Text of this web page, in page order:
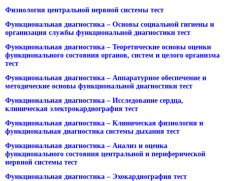
Физиология центральной нервной системы тест
Функциональная диагностика – Основы социальной гигиены и
организация службы функциональной диагностики тест
Функциональная диагностика – Теоретические основы оценки
функционального состояния органов, систем и целого организма
тест
Функциональная диагностика – Аппаратурное обеспечение и
методические основы функциональной диагностики тест
Функциональная диагностика – Исследование сердца,
клиническая электрокардиография тест
Функциональная диагностика – Клиническая физиология и
функциональная диагностика системы дыхания тест
Функциональная диагностика – Анализ и оценка
функционального состояния центральной и периферической
нервной системы тест
Функциональная диагностика – Эхокардиография тест